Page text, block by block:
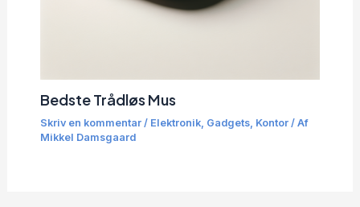
Bedste Trådløs Mus
Skriv en kommentar / Elektronik, Gadgets, Kontor/ Af
Mikkel Damsgaard